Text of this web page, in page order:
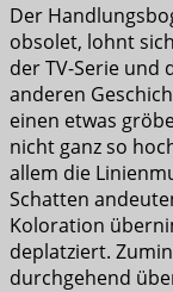
Der
obsolet, lohnt
der TV-Serie und
anderen
einen etwas
nicht ganz so
allem die
Schatten
Koloration
deplatziert.
durchgehend